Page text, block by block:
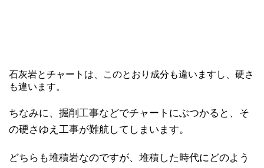
石灰岩とチャートは、このとおり成分も違いますし、硬さ
も違います。
ちなみに、掘削工事などでチャートにぶつかると、そ
の硬さゆえ工事が難航してしまいます。
どちらも堆積岩なのですが、堆積した時代にどのよう